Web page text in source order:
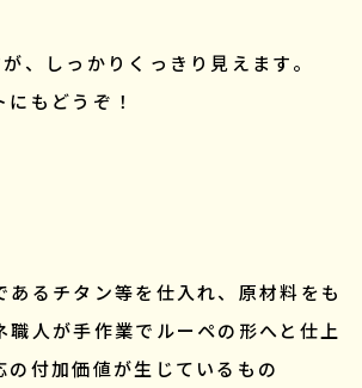
、しっかりくっきり見えます。
もどうぞ！
あるチタン等を仕入れ、原材料をも
職人が手作業でルーペの形へと仕上
の付加価値が生じているもの